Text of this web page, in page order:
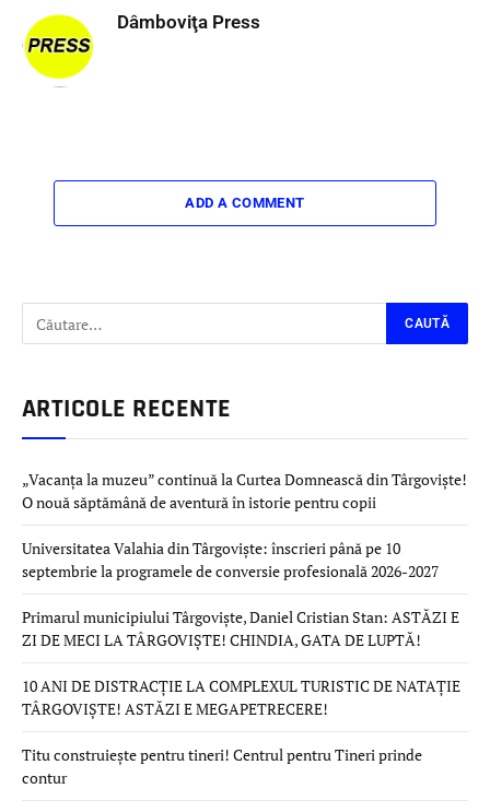
Dâmboviţa Press
ADD A COMMENT
ARTICOLE RECENTE
„Vacanța la muzeu” continuă la Curtea Domnească din Târgoviște!
O nouă săptămână de aventură în istorie pentru copii
Universitatea Valahia din Târgoviște: înscrieri până pe 10
septembrie la programele de conversie profesională 2026-2027
Primarul municipiului Târgoviște, Daniel Cristian Stan: ASTĂZI E
ZI DE MECI LA TÂRGOVIȘTE! CHINDIA, GATA DE LUPTĂ!
10 ANI DE DISTRACȚIE LA COMPLEXUL TURISTIC DE NATAȚIE
TÂRGOVIȘTE! ASTĂZI E MEGAPETRECERE!
Titu construiește pentru tineri! Centrul pentru Tineri prinde
contur